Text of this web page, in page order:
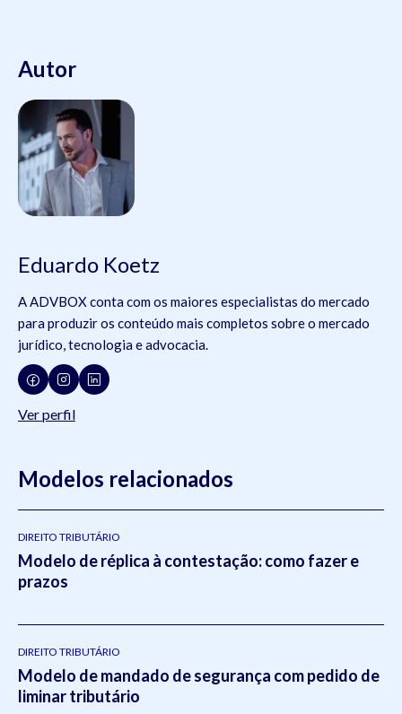
Autor
Eduardo Koetz
A ADVBOX conta com os maiores especialistas do mercado
para produzir os conteúdo mais completos sobre o mercado
jurídico, tecnologia e advocacia.
Ver perfil
Modelos relacionados
DIREITO TRIBUTÁRIO
Modelo de réplica à contestação: como fazer e
prazos
DIREITO TRIBUTÁRIO
Modelo de mandado de segurança com pedido de
liminar tributário